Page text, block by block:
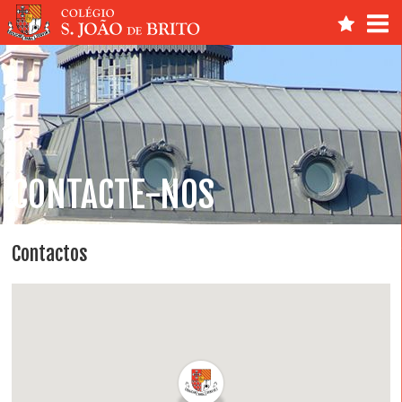
CONTACTE-NOS
Contactos